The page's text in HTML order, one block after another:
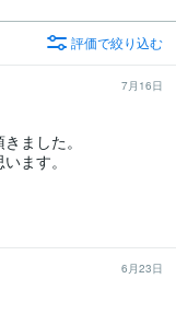
評価で絞り込む
7月16日
ました。
ます。
6月23日